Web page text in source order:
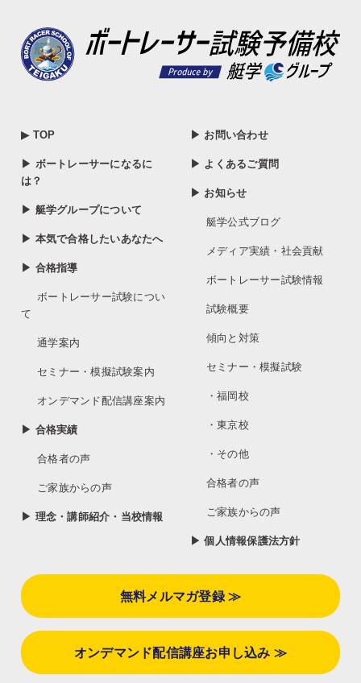
▶ TOP
▶ ボートレーサーになるに
は？
▶ 艇学グループについて
▶ 本気で合格したいあなたへ
▶ 合格指導
ボートレーサー試験につい
て
通学案内
セミナー・模擬試験案内
オンデマンド配信講座案内
▶ 合格実績
合格者の声
ご家族からの声
▶ 理念・講師紹介・当校情報
▶ お問い合わせ
▶ よくあるご質問
▶ お知らせ
艇学公式ブログ
メディア実績・社会貢献
ボートレーサー試験情報
試験概要
傾向と対策
セミナー・模擬試験
・福岡校
・東京校
・その他
合格者の声
ご家族からの声
▶ 個人情報保護法方針
無料メルマガ登録 ≫
オンデマンド配信講座お申し込み ≫